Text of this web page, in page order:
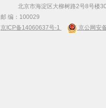
北京市海淀区大柳树路2号8号楼
邮 编：100029
京ICP备14060637号-1
京公网安